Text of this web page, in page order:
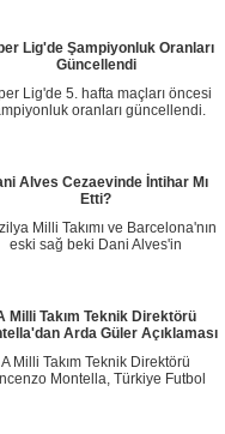
Lig'de Şampiyonluk Oranları
Güncellendi
Lig'de 5. hafta maçları öncesi
oranları güncellendi.
Alves Cezaevinde İntihar Mı
Etti?
Milli Takımı ve Barcelona'nın
eski sağ beki Dani Alves'in
Milli Takım Teknik Direktörü
Arda Güler Açıklaması
A Milli Takım Teknik Direktörü
Montella, Türkiye Futbol